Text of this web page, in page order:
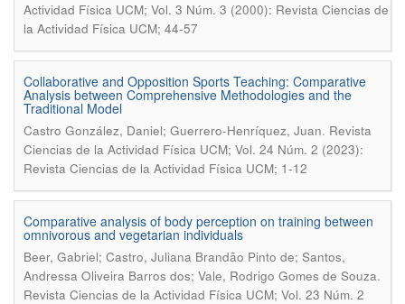
Actividad Física UCM; Vol. 3 Núm. 3 (2000): Revista Ciencias de
la Actividad Física UCM; 44-57
Collaborative and Opposition Sports Teaching: Comparative
Analysis between Comprehensive Methodologies and the
Traditional Model
Castro González, Daniel; Guerrero-Henríquez, Juan. Revista
Ciencias de la Actividad Física UCM; Vol. 24 Núm. 2 (2023):
Revista Ciencias de la Actividad Física UCM; 1-12
Comparative analysis of body perception on training between
omnivorous and vegetarian individuals
Beer, Gabriel; Castro, Juliana Brandão Pinto de; Santos,
Andressa Oliveira Barros dos; Vale, Rodrigo Gomes de Souza.
Revista Ciencias de la Actividad Física UCM; Vol. 23 Núm. 2